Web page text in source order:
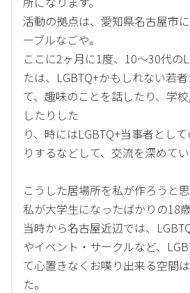
活動の拠点は、愛知県名古屋市
ーブルなごや。
ここに2ヶ月に1度、10〜30代の
たは、LGBTQ+かもしれない若
て、趣味のことを話したり、学
したりした
り、時にはLGBTQ+当事者とし
りするなどして、交流を深めてい
こうした居場所を私が作ろうと
私が大学生になったばかりの18
当時から名古屋近辺では、
やイベント・サークルなど、
て心置きなくお喋り出来る空間
た。